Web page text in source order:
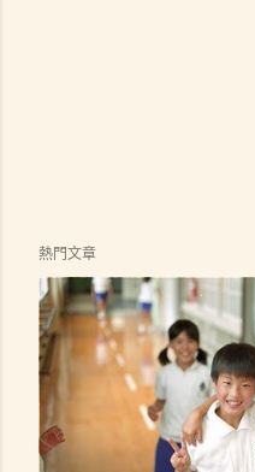
熱門文章